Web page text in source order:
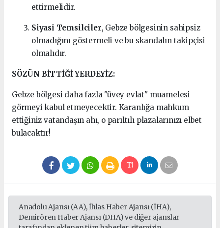
ettirmelidir.
Siyasi Temsilciler, Gebze bölgesinin sahipsiz
olmadığını göstermeli ve bu skandalın takipçisi
olmalıdır.
SÖZÜN BİTTİĞİ YERDEYİZ:
Gebze bölgesi daha fazla "üvey evlat" muamelesi
görmeyi kabul etmeyecektir. Karanlığa mahkum
ettiğiniz vatandaşın ahı, o parıltılı plazalarınızı elbet
bulacaktır!
Anadolu Ajansı (AA), İhlas Haber Ajansı (İHA),
Demirören Haber Ajansı (DHA) ve diğer ajanslar